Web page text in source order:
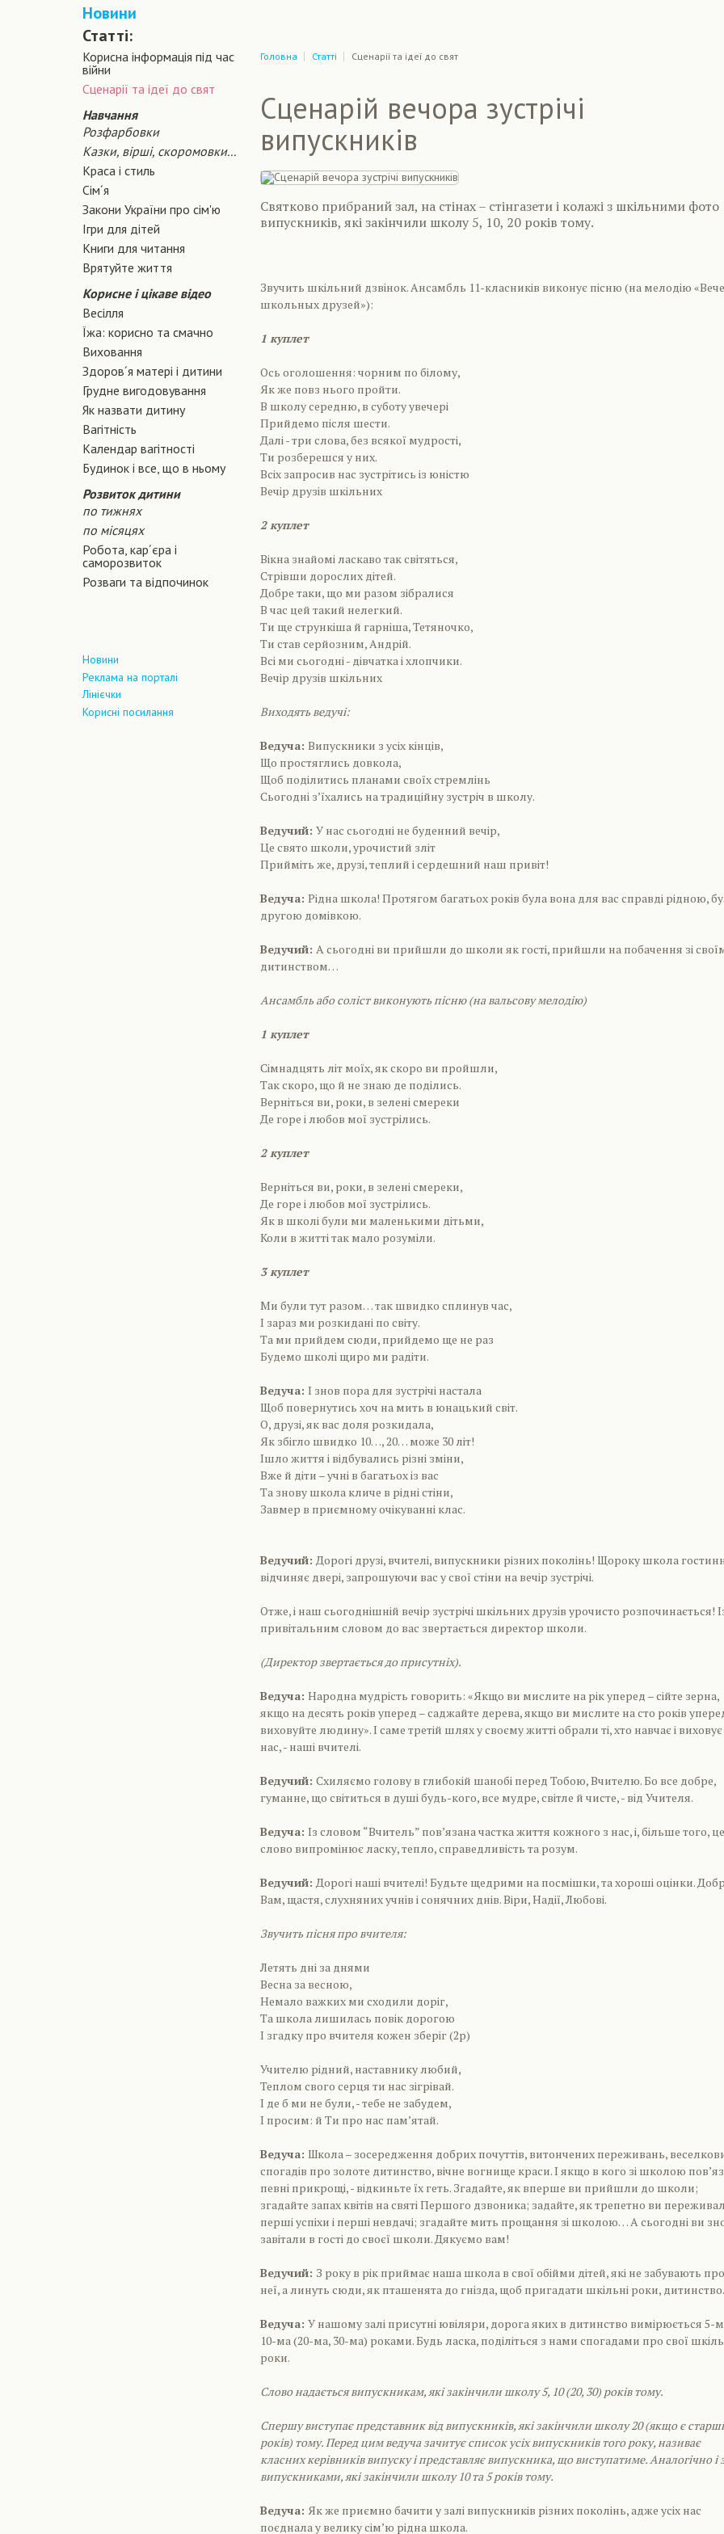
Новини
Статті:
Корисна інформація під час
війни
Сценарiї та iдеї до свят
Навчання
Розфарбовки
Казки, вірші, скоромовки...
Краса і стиль
Сiм´я
Закони України про сiм'ю
Ігри для дітей
Книги для читання
Врятуйте життя
Корисне і цікаве відео
Весілля
Їжа: корисно та смачно
Виховання
Здоров´я матері і дитини
Грудне вигодовування
Як назвати дитину
Вагiтнiсть
Календар вагітності
Будинок і все, що в ньому
Розвиток дитини
по тижнях
по місяцях
Робота, кар´єра і
саморозвиток
Розваги та відпочинок
Новини
Реклама на порталі
Лінієчки
Корисні посилання
Головна Статті Сценарiї та iдеї до свят
Сценарій вечора зустрічі
випускників
Святково прибраний зал, на стінах – стінгазети і колажі з шкільними фото
випускників, які закінчили школу 5, 10, 20 років тому.
Звучить шкільний дзвінок. Ансамбль 11-класників виконує пісню (на мелодію
школьных друзей»):
1 куплет
Ось оголошення: чорним по білому,
Як же повз нього пройти.
В школу середню, в суботу увечері
Прийдемо після шести.
Далі - три слова, без всякої мудрості,
Ти розберешся у них.
Всіх запросив нас зустрітись із юністю
Вечір друзів шкільних
2 куплет
Вікна знайомі ласкаво так світяться,
Стрівши дорослих дітей.
Добре таки, що ми разом зібралися
В час цей такий нелегкий.
Ти ще стрункіша й гарніша, Тетяночко,
Ти став серйозним, Андрій.
Всі ми сьогодні - дівчатка і хлопчики.
Вечір друзів шкільних
Виходять ведучі:
Ведуча: Випускники з усіх кінців,
Що простяглись довкола,
Щоб поділитись планами своїх стремлінь
Сьогодні з’їхались на традиційну зустріч в школу.
Ведучий: У нас сьогодні не буденний вечір,
Це свято школи, урочистий зліт
Прийміть же, друзі, теплий і сердешний наш привіт!
Ведуча: Рідна школа! Протягом багатьох років була вона для вас справді рідною,
другою домівкою.
Ведучий: А сьогодні ви прийшли до школи як гості, прийшли на побачення зі
дитинством…
Ансамбль або соліст виконують пісню (на вальсову мелодію)
1 куплет
Сімнадцять літ моїх, як скоро ви пройшли,
Так скоро, що й не знаю де поділись.
Верніться ви, роки, в зелені смереки
Де горе і любов мої зустрілись.
2 куплет
Верніться ви, роки, в зелені смереки,
Де горе і любов мої зустрілись.
Як в школі були ми маленькими дітьми,
Коли в житті так мало розуміли.
3 куплет
Ми були тут разом… так швидко сплинув час,
І зараз ми розкидані по світу.
Та ми прийдем сюди, прийдемо ще не раз
Будемо школі щиро ми радіти.
Ведуча: І знов пора для зустрічі настала
Щоб повернутись хоч на мить в юнацький світ.
О, друзі, як вас доля розкидала,
Як збігло швидко 10…, 20… може 30 літ!
Ішло життя і відбувались різні зміни,
Вже й діти – учні в багатьох із вас
Та знову школа кличе в рідні стіни,
Завмер в приємному очікуванні клас.
Ведучий: Дорогі друзі, вчителі, випускники різних поколінь! Щороку школа
відчиняє двері, запрошуючи вас у свої стіни на вечір зустрічі.
Отже, і наш сьогоднішній вечір зустрічі шкільних друзів урочисто розпочинається!
привітальним словом до вас звертається директор школи.
(Директор звертається до присутніх).
Ведуча: Народна мудрість говорить: «Якщо ви мислите на рік уперед – сійте зерна,
якщо на десять років уперед – саджайте дерева, якщо ви мислите на сто років
виховуйте людину». І саме третій шлях у своєму житті обрали ті, хто навчає і виховує
нас, - наші вчителі.
Ведучий: Схиляємо голову в глибокій шанобі перед Тобою, Вчителю. Бо все добре,
гуманне, що світиться в душі будь-кого, все мудре, світле й чисте, - від Учителя.
Ведуча: Із словом “Вчитель” пов’язана частка життя кожного з нас, і, більше того, це
слово випромінює ласку, тепло, справедливість та розум.
Ведучий: Дорогі наші вчителі! Будьте щедрими на посмішки, та хороші оцінки.
Вам, щастя, слухняних учнів і сонячних днів. Віри, Надії, Любові.
Звучить пісня про вчителя:
Летять дні за днями
Весна за весною,
Немало важких ми сходили доріг,
Та школа лишилась повік дорогою
І згадку про вчителя кожен зберіг (2р)
Учителю рідний, наставнику любий,
Теплом свого серця ти нас зігрівай.
І де б ми не були, - тебе не забудем,
І просим: й Ти про нас пам’ятай.
Ведуча: Школа – зосередження добрих почуттів, витончених переживань,
спогадів про золоте дитинство, вічне вогнище краси. І якщо в кого зі школою
певні прикрощі, - відкиньте їх геть. Згадайте, як вперше ви прийшли до школи;
згадайте запах квітів на святі Першого дзвоника; задайте, як трепетно ви
перші успіхи і перші невдачі; згадайте мить прощання зі школою… А сьогодні ви
завітали в гості до своєї школи. Дякуємо вам!
Ведучий: З року в рік приймає наша школа в свої обійми дітей, які не забувають про
неї, а линуть сюди, як пташенята до гнізда, щоб пригадати шкільні роки, дитинство.
Ведуча: У нашому залі присутні ювіляри, дорога яких в дитинство вимірюється 5-
10-ма (20-ма, 30-ма) роками. Будь ласка, поділіться з нами спогадами про свої
роки.
Слово надається випускникам, які закінчили школу 5, 10 (20, 30) років тому.
Спершу виступає представник від випускників, які закінчили школу 20 (якщо є
років) тому. Перед цим ведуча зачитує список усіх випускників того року, називає
класних керівників випуску і представляє випускника, що виступатиме. Аналогічно і
випускниками, які закінчили школу 10 та 5 років тому.
Ведуча: Як же приємно бачити у залі випускників різних поколінь, адже усіх нас
поєднала у велику сім’ю рідна школа.